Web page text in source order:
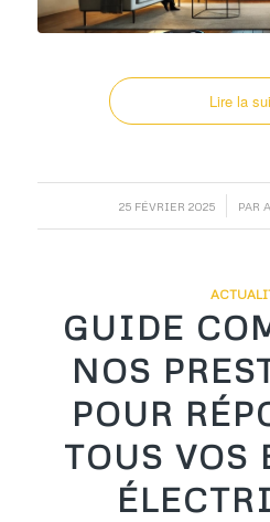
Lire la
25 FÉVRIER 2025
/ PAR
GUIDE
NOS
POUR
TOUS VOS